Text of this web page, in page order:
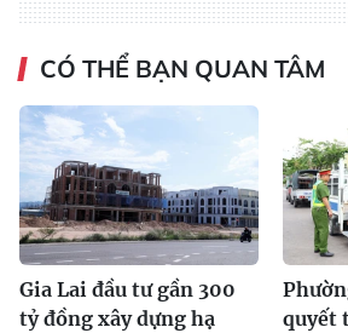
CÓ THỂ BẠN QUAN TÂM
Gia Lai đầu tư gần 300
tỷ đồng xây dựng hạ
quyết